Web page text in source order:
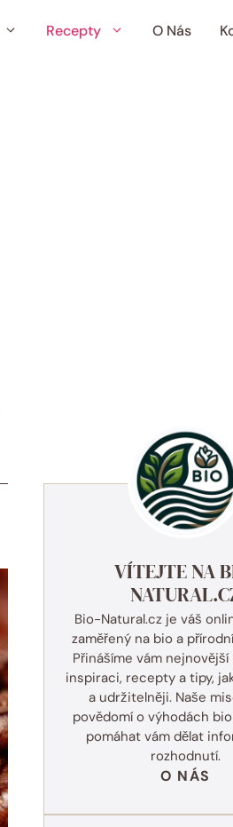
Recepty O Nás
VÍTEJTE NA
Bio-Natural.cz je váš
zaměřený na bio a
Přinášíme vám
inspiraci, recepty a tipy,
a udržitelněji. Naše
povědomí o výhodách
pomáhat vám dělat
rozhodnutí.
O NÁS